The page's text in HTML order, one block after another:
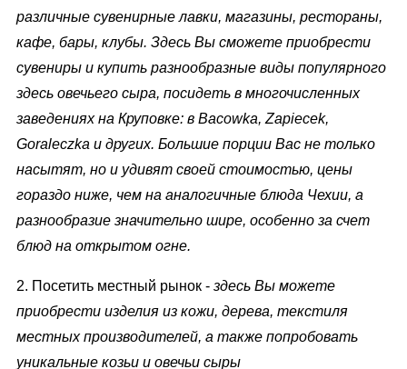
различные сувенирные лавки, магазины, рестораны,
кафе, бары, клубы. Здесь Вы сможете приобрести
сувениры и купить разнообразные виды популярного
здесь овечьего сыра, посидеть в многочисленных
заведениях на Круповке: в Bacowka, Zapiecek,
Goraleczka и других. Большие порции Вас не только
насытят, но и удивят своей стоимостью, цены
гораздо ниже, чем на аналогичные блюда Чехии, а
разнообразие значительно шире, особенно за счет
блюд на открытом огне.
2. Посетить местный рынок - здесь Вы можете
приобрести изделия из кожи, дерева, текстиля
местных производителей, a также попробовать
уникальные козьи и овечьи сыры